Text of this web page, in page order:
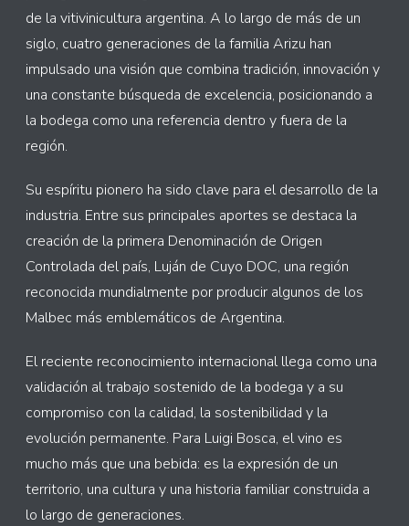
de la vitivinicultura argentina. A lo largo de más de un
siglo, cuatro generaciones de la familia Arizu han
impulsado una visión que combina tradición, innovación y
una constante búsqueda de excelencia, posicionando a
la bodega como una referencia dentro y fuera de la
región.
Su espíritu pionero ha sido clave para el desarrollo de la
industria. Entre sus principales aportes se destaca la
creación de la primera Denominación de Origen
Controlada del país, Luján de Cuyo DOC, una región
reconocida mundialmente por producir algunos de los
Malbec más emblemáticos de Argentina.
El reciente reconocimiento internacional llega como una
validación al trabajo sostenido de la bodega y a su
compromiso con la calidad, la sostenibilidad y la
evolución permanente. Para Luigi Bosca, el vino es
mucho más que una bebida: es la expresión de un
territorio, una cultura y una historia familiar construida a
lo largo de generaciones.